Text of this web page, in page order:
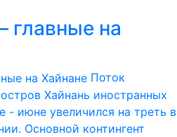
главные на
Поток
Хайнань иностранных
- июне увеличился на треть в
Основной контингент